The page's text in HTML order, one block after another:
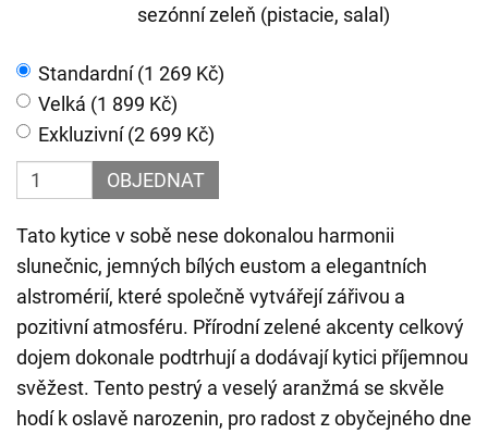
sezónní zeleň (pistacie, salal)
Standardní (1 269 Kč)
Velká (1 899 Kč)
Exkluzivní (2 699 Kč)
OBJEDNAT
Tato kytice v sobě nese dokonalou harmonii
slunečnic, jemných bílých eustom a elegantních
alstromérií, které společně vytvářejí zářivou a
pozitivní atmosféru. Přírodní zelené akcenty celkový
dojem dokonale podtrhují a dodávají kytici příjemnou
svěžest. Tento pestrý a veselý aranžmá se skvěle
hodí k oslavě narozenin, pro radost z obyčejného dne